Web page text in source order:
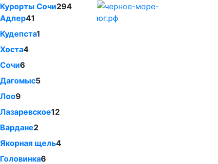
Курорты Сочи294
Адлер41
Кудепста1
Хоста4
Сочи6
Дагомыс5
Лоо9
Лазаревское12
Вардане2
Якорная щель4
Головинка6